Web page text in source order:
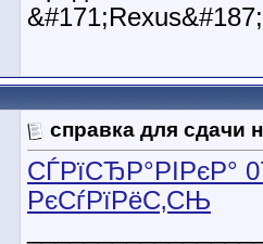
справка для сдачи
СЃРїСЂР°РІРєР°
РєСѓРїРёС‚СЊ